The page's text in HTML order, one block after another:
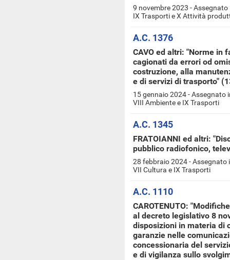
9 novembre 2023 -
IX Trasporti e X Attività
A.C. 1376
CAVO ed altri: "Norme in
cagionati da errori od
costruzione, alla
e di servizi di trasporto"
15 gennaio 2024 - Assegnato
VIII Ambiente e IX Trasporti
A.C. 1345
FRATOIANNI ed altri:
pubblico radiofonico,
28 febbraio 2024 - Assegnato
VII Cultura e IX Trasporti
A.C. 1110
CAROTENUTO:
al decreto legislativo 8
disposizioni in materia di
garanzie nelle
concessionaria del
e di vigilanza sullo